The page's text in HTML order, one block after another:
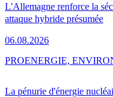
L'Allemagne renforce la
attaque hybride présumée
06.08.2026
La pénurie d'énergie
PROENERGIE,